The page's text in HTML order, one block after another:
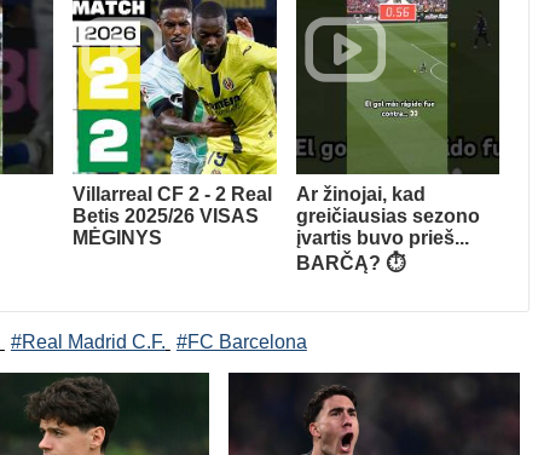
Villarreal CF 2 - 2 Real
Betis 2025/26 VISAS
MĖGINYS
Ar žinojai, kad
greičiausias sezono
įvartis buvo prieš...
BARČĄ? ⏱️
#Real Madrid C.F. #FC Barcelona